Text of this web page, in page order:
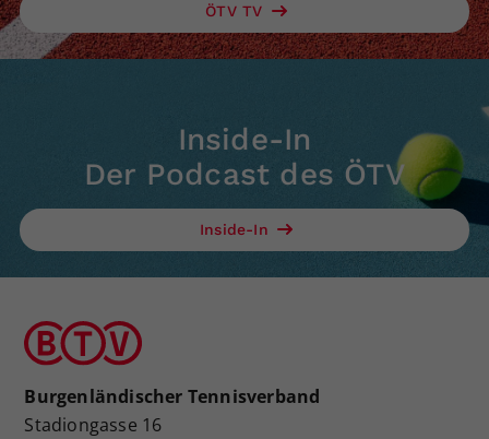
ÖTV TV
Inside-In
Der Podcast des ÖTV
Inside-In
Burgenländischer Tennisverband
Stadiongasse 16